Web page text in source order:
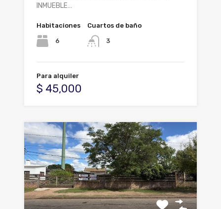
INMUEBLE…
Habitaciones
6
Cuartos de baño
3
Para alquiler
$ 45,000